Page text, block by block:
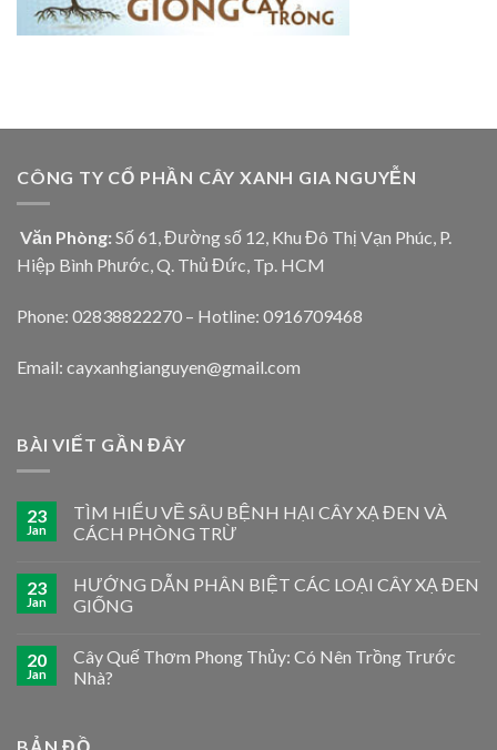
CÔNG TY CỔ PHẦN CÂY XANH GIA NGUYỄN
Văn Phòng: Số 61, Đường số 12, Khu Đô Thị Vạn Phúc, P.
Hiệp Bình Phước, Q. Thủ Đức, Tp. HCM
Phone: 02838822270 – Hotline: 0916709468
Email: cayxanhgianguyen@gmail.com
BÀI VIẾT GẦN ĐÂY
23
Jan
TÌM HIỂU VỀ SÂU BỆNH HẠI CÂY XẠ ĐEN VÀ
CÁCH PHÒNG TRỪ
23
Jan
HƯỚNG DẪN PHÂN BIỆT CÁC LOẠI CÂY XẠ ĐEN
GIỐNG
20
Jan
Cây Quế Thơm Phong Thủy: Có Nên Trồng Trước
Nhà?